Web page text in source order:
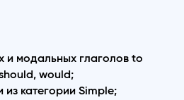
и модальных глаголов to
would;
из категории Simple;